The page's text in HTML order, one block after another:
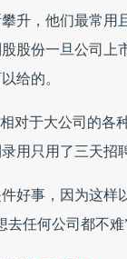
升，他们最常
股份一旦公司上
给的。
对于大公司的
用只用了三天招
好事，因为这
任何公司都不难”